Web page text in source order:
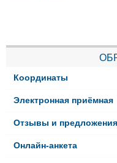
Координаты
Электронная приёмная
Отзывы и предложения
Онлайн-анкета